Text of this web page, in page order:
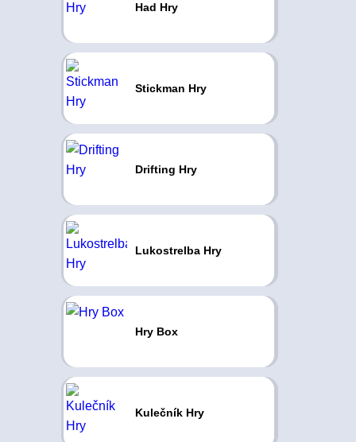
Had Hry
Stickman Hry
Drifting Hry
Lukostrelba Hry
Hry Box
Kulečník Hry